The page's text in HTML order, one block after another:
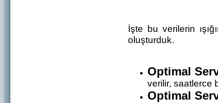
İşte bu verilerin
oluşturduk.
Optimal
verilir, saatlerce
Optimal